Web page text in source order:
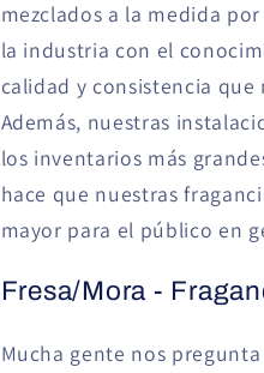
mezclados a la medida
la industria con el
calidad y consistencia
Además, nuestras
los inventarios más
hace que nuestras
mayor para el público en
Fresa/Mora -
Mucha gente nos